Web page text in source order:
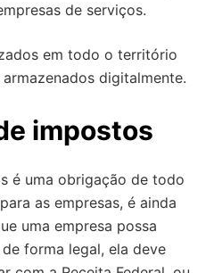
de serviços.
em todo o território
digitalmente.
impostos
é uma obrigação de todo
as empresas, é ainda
uma empresa possa
forma legal, ela deve